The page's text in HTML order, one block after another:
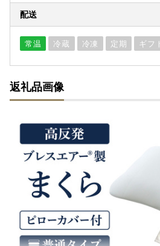
配送
常温 冷蔵 冷凍 定期 ギフ
返礼品画像